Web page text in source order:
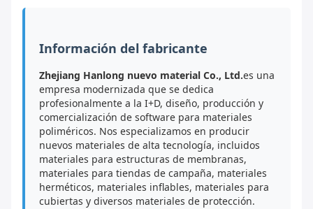
Información del fabricante
Zhejiang Hanlong nuevo material Co., Ltd.es una
empresa modernizada que se dedica
profesionalmente a la I+D, diseño, producción y
comercialización de software para materiales
poliméricos. Nos especializamos en producir
nuevos materiales de alta tecnología, incluidos
materiales para estructuras de membranas,
materiales para tiendas de campaña, materiales
herméticos, materiales inflables, materiales para
cubiertas y diversos materiales de protección.